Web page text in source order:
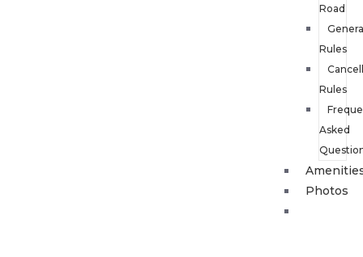
Road
Rules
Rules
Asked
Photos